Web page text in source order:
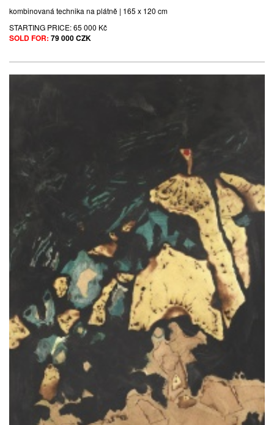
kombinovaná technika na plátně | 165 x 120 cm
STARTING PRICE:65 000 Kč
SOLD FOR: 79 000 CZK